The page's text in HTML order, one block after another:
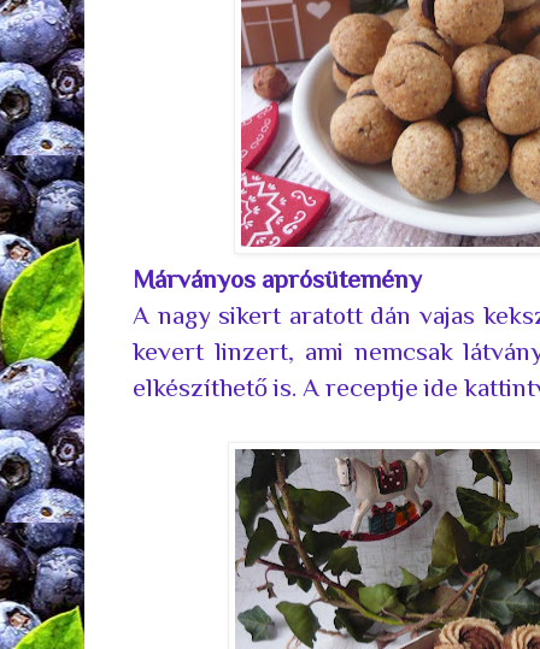
Márványos aprósütemény
A nagy sikert aratott dán vajas
kevert linzert, ami nemcsak
elkészíthető is. A receptjeide